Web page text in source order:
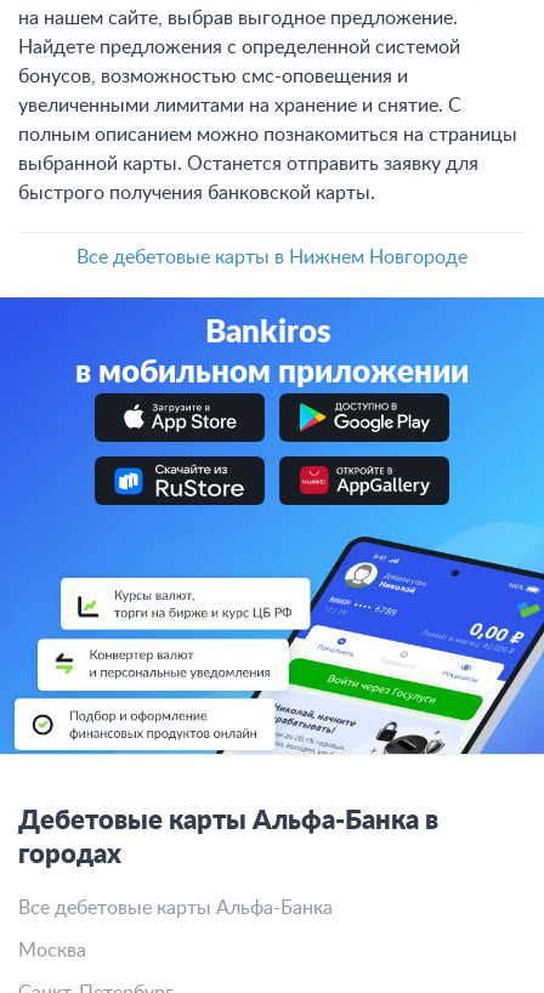
на нашем сайте, выбрав выгодное предложение.
Найдете предложения с определенной системой
бонусов, возможностью смс-оповещения и
увеличенными лимитами на хранение и снятие. С
полным описанием можно познакомиться на страницы
выбранной карты. Останется отправить заявку для
быстрого получения банковской карты.
Все дебетовые карты в Нижнем Новгороде
Bankiros
в мобильном приложении
Дебетовые карты Альфа-Банка в
городах
Все дебетовые карты Альфа-Банка
Москва